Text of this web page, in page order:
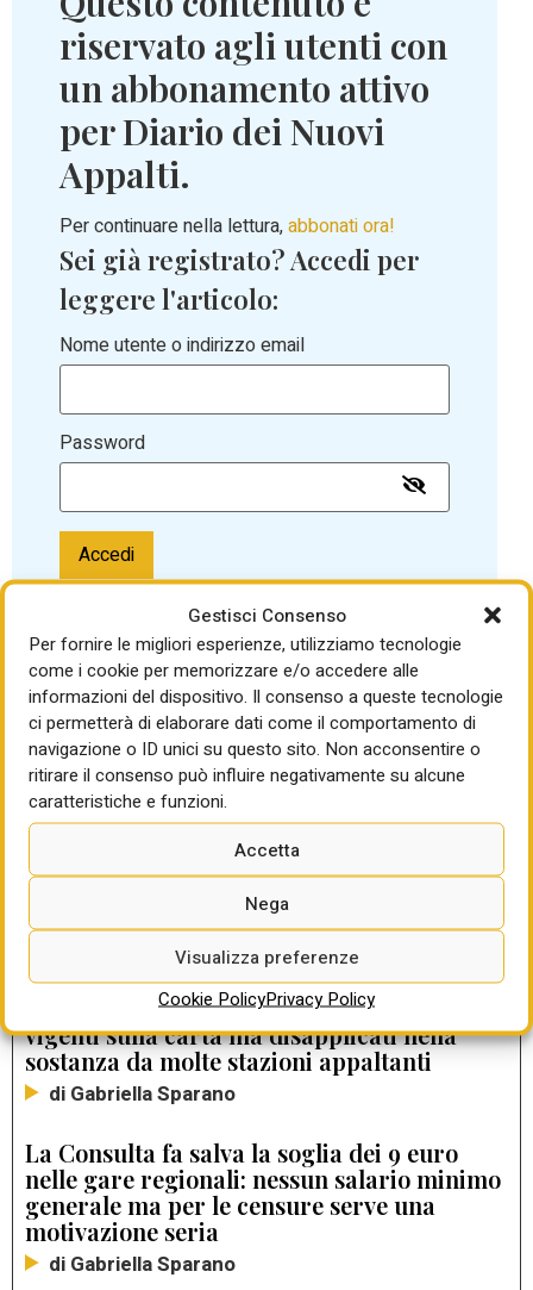
Gestisci Consenso
Per fornire le migliori esperienze, utilizziamo tecnologie
come i cookie per memorizzare e/o accedere alle
informazioni del dispositivo. Il consenso a queste tecnologie
ci permetterà di elaborare dati come il comportamento di
navigazione o ID unici su questo sito. Non acconsentire o
ritirare il consenso può influire negativamente su alcune
caratteristiche e funzioni.
Accetta
Nega
Visualizza preferenze
Cookie PolicyPrivacy Policy
riservato agli utenti con
un abbonamento attivo
per Diario dei Nuovi
Appalti.
Per continuare nella lettura,abbonati ora!
Sei già registrato? Accedi per
leggere l'articolo:
Nome utente o indirizzo email
Password
Accedi
Password dimenticata?
LEGGI ANCHE
DIARIO DEI NUOVI APPALTI
Dal dialogo al reato: la Cassazione frena la
rilevanza penale delle interlocuzioni nel
PPP
di Gabriella Sparano
Incentivi tecnici, storia di norme e diritti
vigenti sulla carta ma disapplicati nella
sostanza da molte stazioni appaltanti
di Gabriella Sparano
La Consulta fa salva la soglia dei 9 euro
nelle gare regionali: nessun salario minimo
generale ma per le censure serve una
motivazione seria
di Gabriella Sparano